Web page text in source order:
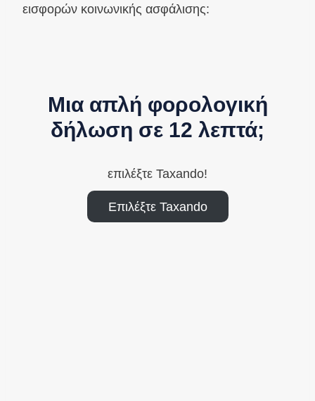
εισφορών κοινωνικής ασφάλισης:
Μια απλή φορολογική
δήλωση σε 12 λεπτά;
επιλέξτε Taxando!
Επιλέξτε Taxando